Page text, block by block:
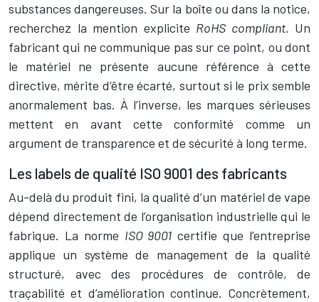
substances dangereuses. Sur la boîte ou dans la notice,
recherchez la mention explicite RoHS compliant. Un
fabricant qui ne communique pas sur ce point, ou dont
le matériel ne présente aucune référence à cette
directive, mérite d’être écarté, surtout si le prix semble
anormalement bas. À l’inverse, les marques sérieuses
mettent en avant cette conformité comme un
argument de transparence et de sécurité à long terme.
Les labels de qualité ISO 9001 des fabricants
Au-delà du produit fini, la qualité d’un matériel de vape
dépend directement de l’organisation industrielle qui le
fabrique. La norme ISO 9001 certifie que l’entreprise
applique un système de management de la qualité
structuré, avec des procédures de contrôle, de
traçabilité et d’amélioration continue. Concrètement,